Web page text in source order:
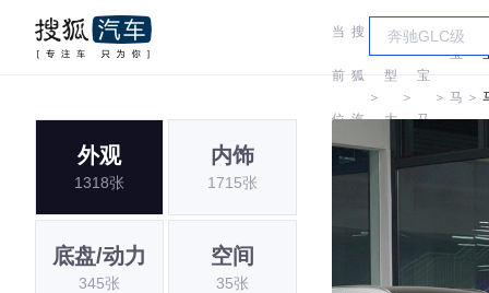
当
前
位
置:
搜
狐
汽
车
＞
车
型
大
＞
宝
马
＞
宝
马 ＞
外观
1318张
内饰
1715张
底盘/动力
345张
空间
35张